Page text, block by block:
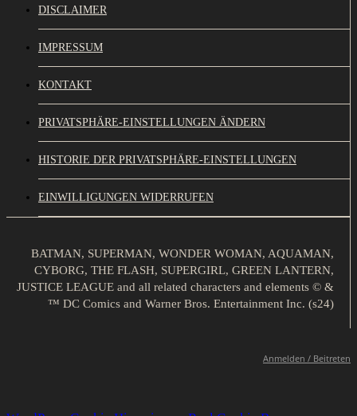
DISCLAIMER
IMPRESSUM
KONTAKT
PRIVATSPHÄRE-EINSTELLUNGEN ÄNDERN
HISTORIE DER PRIVATSPHÄRE-EINSTELLUNGEN
EINWILLIGUNGEN WIDERRUFEN
BATMAN, SUPERMAN, WONDER WOMAN, AQUAMAN,
CYBORG, THE FLASH, SUPERGIRL, GREEN LANTERN,
JUSTICE LEAGUE and all related characters and elements © &
™ DC Comics and Warner Bros. Entertainment Inc. (s24)
Anmelden / Beitreten